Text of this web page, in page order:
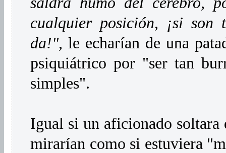
cualquier posición, ¡si son
da!", le echarían de una
psiquiátrico por "ser tan
simples".
Igual si un aficionado soltara
mirarían como si estuviera